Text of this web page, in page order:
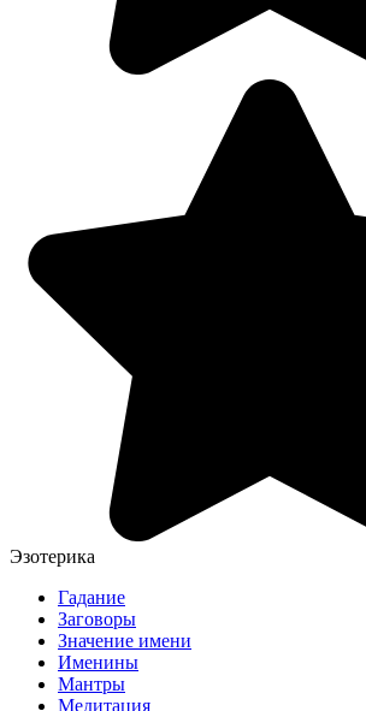
Эзотерика
Гадание
Заговоры
Значение имени
Именины
Мантры
Медитация